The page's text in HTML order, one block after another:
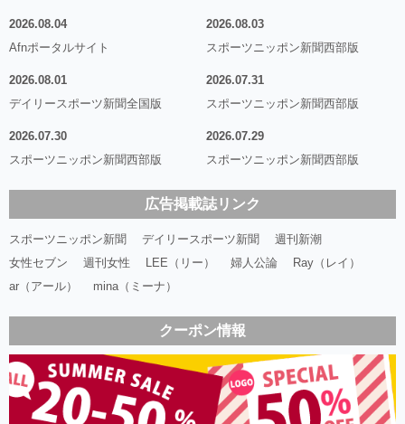
2026.08.04
Afnポータルサイト
2026.08.03
スポーツニッポン新聞西部版
2026.08.01
デイリースポーツ新聞全国版
2026.07.31
スポーツニッポン新聞西部版
2026.07.30
スポーツニッポン新聞西部版
2026.07.29
スポーツニッポン新聞西部版
広告掲載誌リンク
スポーツニッポン新聞 デイリースポーツ新聞
週刊新潮
女性セブン
週刊女性 LEE（リー） 婦人公論
Ray（レイ）
ar（アール）
mina（ミーナ）
クーポン情報